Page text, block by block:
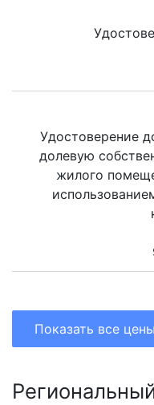
Удостоверение
долевую
жилого
Показать все цены